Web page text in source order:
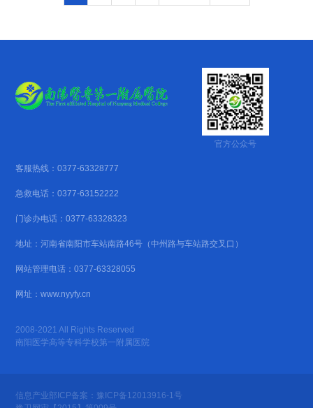
官方公众号
客服热线：0377-63328777
急救电话：0377-63152222
门诊办电话：0377-63328323
地址：河南省南阳市车站南路46号（中州路与车站路交叉口）
网站管理电话：0377-63328055
网址：www.nyyfy.cn
2008-2021 All Rights Reserved
南阳医学高等专科学校第一附属医院
信息产业部ICP备案：豫ICP备12013916-1号